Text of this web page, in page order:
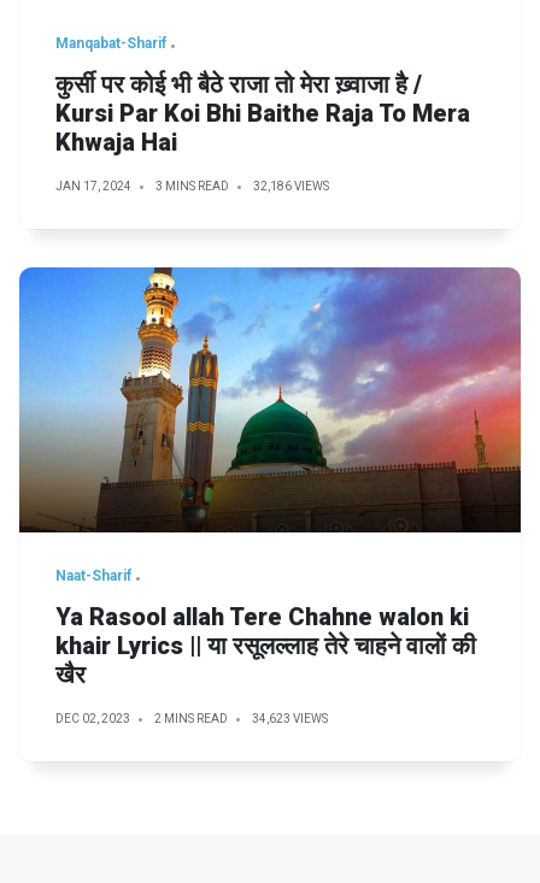
Manqabat-Sharif
कुर्सी पर कोई भी बैठे राजा तो मेरा ख़्वाजा है /
Kursi Par Koi Bhi Baithe Raja To Mera
Khwaja Hai
JAN 17, 2024 3 MINS READ 32,186 VIEWS
Naat-Sharif
Ya Rasool allah Tere Chahne walon ki
khair Lyrics || या रसूलल्लाह तेरे चाहने वालों की
खैर
DEC 02, 2023 2 MINS READ 34,623 VIEWS